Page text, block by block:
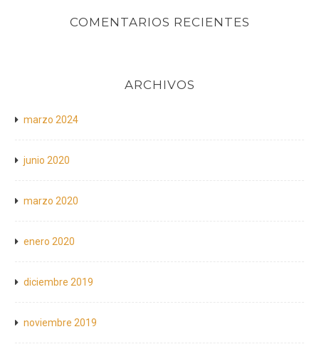
COMENTARIOS RECIENTES
ARCHIVOS
marzo 2024
junio 2020
marzo 2020
enero 2020
diciembre 2019
noviembre 2019